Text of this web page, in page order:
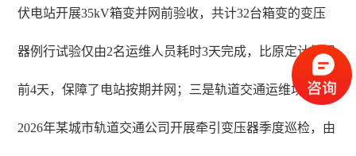
伏电站开展35kV箱变并网前验收，共计32台箱变的变压
器例行试验仅由2名运维人员耗时3天完成，比原定计划提
前4天，保障了电站按期并网；三是轨道交通运维场景，
2026年某城市轨道交通公司开展牵引变压器季度巡检，由